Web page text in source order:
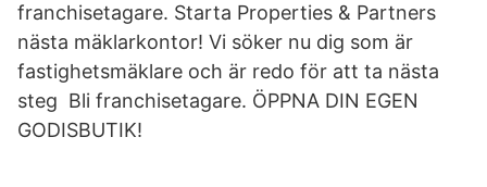
franchisetagare. Starta Properties & Partners
nästa mäklarkontor! Vi söker nu dig som är
fastighetsmäklare och är redo för att ta nästa
steg Bli franchisetagare. ÖPPNA DIN EGEN
GODISBUTIK!